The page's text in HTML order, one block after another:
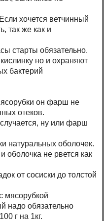
хочется ветчинный
так же как и
старты обязательно.
но и охраняют
бактерий
он фарш не
отеков.
ну или фарш
натуральных оболочек.
оболочка не рвется как
от сосиски до толстой
мясорубкой
надо обязательно
г на 1кг.